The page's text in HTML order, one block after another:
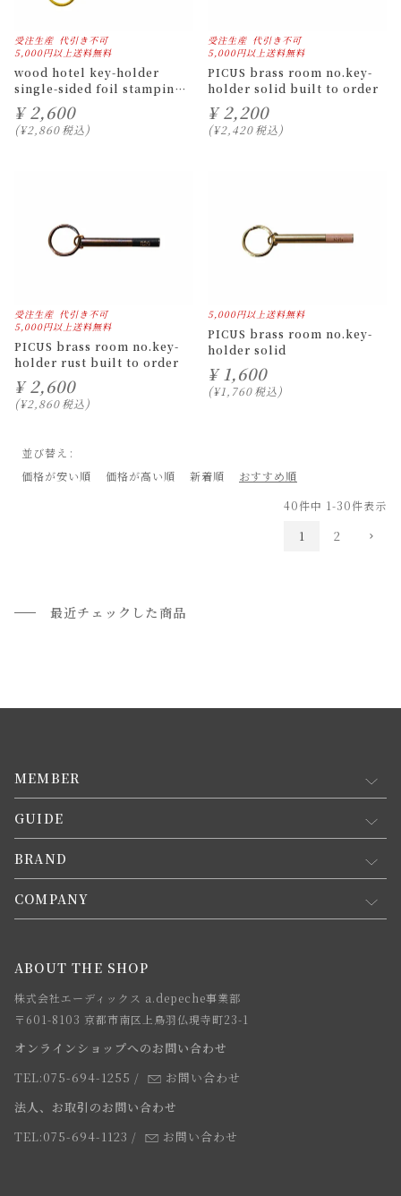
受注生産 代引き不可
5,000円以上送料無料
wood hotel key-holder
single-sided foil stamping
built to order
¥ 2,600
¥2,860税込
受注生産 代引き不可
5,000円以上送料無料
PICUS brass room no.key-
holder solid built to order
¥ 2,200
¥2,420税込
受注生産 代引き不可
5,000円以上送料無料
PICUS brass room no.key-
holder rust built to order
¥ 2,600
¥2,860税込
5,000円以上送料無料
PICUS brass room no.key-
holder solid
¥ 1,600
¥1,760税込
並び替え
価格が安い順
価格が高い順 新着順
おすすめ順
40件中 1-30件表示
1 2
最近チェックした商品
MEMBER
マイページ
新規会員登録
会員規約について
GUIDE
お買い物ガイド
会員登録について
お支払方法について
お届けについて
よくあるご質問
BRAND
コンセプト
webカタログ
COMPANY
店舗一覧
求人情報
法人のお客様
スタッフ
ABOUT THE SHOP
株式会社エーディックス a.depeche事業部
〒601-8103 京都市南区上鳥羽仏現寺町23-1
オンラインショップへのお問い合わせ
TEL:075-694-1255 /
お問い合わせ
法人、お取引のお問い合わせ
TEL:075-694-1123 / お問い合わせ